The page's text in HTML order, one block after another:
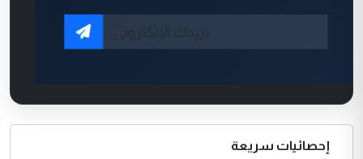
إحصائيات سريعة